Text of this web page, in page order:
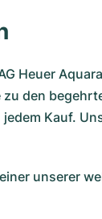
Heuer
den
Kauf.
unserer